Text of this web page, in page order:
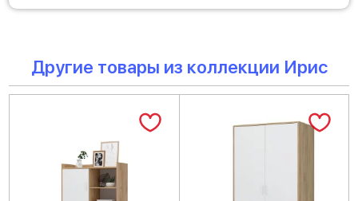
Другие товары из коллекции Ирис